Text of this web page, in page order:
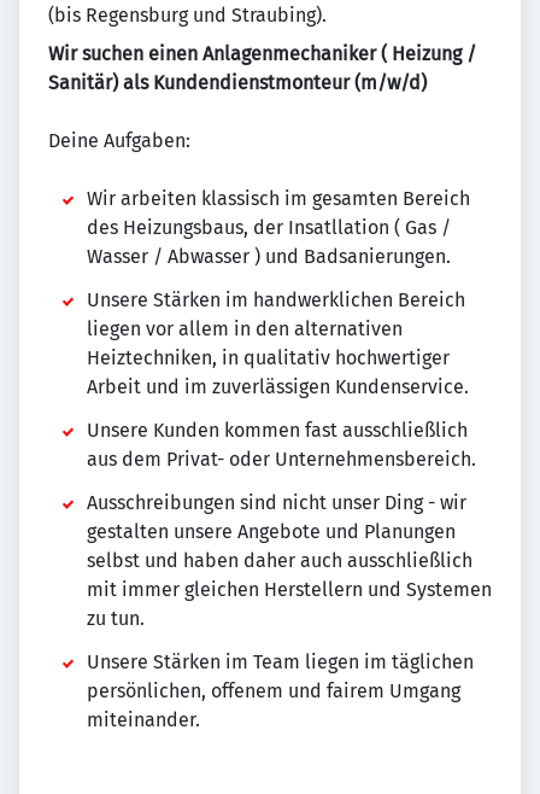
(bis Regensburg und Straubing).
Wir suchen einen Anlagenmechaniker ( Heizung /
Sanitär) als Kundendienstmonteur (m/w/d)
Deine Aufgaben:
Wir arbeiten klassisch im gesamten Bereich
des Heizungsbaus, der Insatllation ( Gas /
Wasser / Abwasser ) und Badsanierungen.
Unsere Stärken im handwerklichen Bereich
liegen vor allem in den alternativen
Heiztechniken, in qualitativ hochwertiger
Arbeit und im zuverlässigen Kundenservice.
Unsere Kunden kommen fast ausschließlich
aus dem Privat- oder Unternehmensbereich.
Ausschreibungen sind nicht unser Ding - wir
gestalten unsere Angebote und Planungen
selbst und haben daher auch ausschließlich
mit immer gleichen Herstellern und Systemen
zu tun.
Unsere Stärken im Team liegen im täglichen
persönlichen, offenem und fairem Umgang
miteinander.